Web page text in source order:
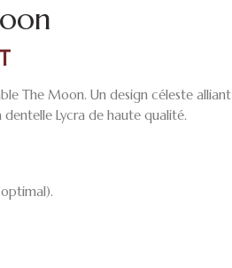
The Moon. Un design céleste alliant
Lycra de haute qualité.